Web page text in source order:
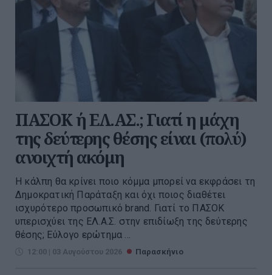
ΠΑΣΟΚ ή ΕΛ.ΑΣ.; Γιατί η μάχη
της δεύτερης θέσης είναι (πολύ)
ανοιχτή ακόμη
Η κάλπη θα κρίνει ποιο κόμμα μπορεί να εκφράσει τη
Δημοκρατική Παράταξη και όχι ποιος διαθέτει
ισχυρότερο προσωπικό brand. Γιατί το ΠΑΣΟΚ
υπερισχύει της ΕΛ.Α.Σ. στην επιδίωξη της δεύτερης
θέσης; Εύλογο ερώτημα ...
12:00 | 03 Αυγούστου 2026 Παρασκήνιο